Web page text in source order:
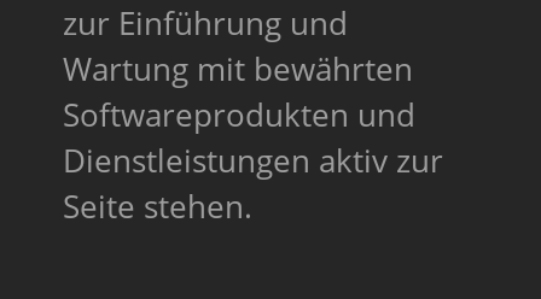
zur Einführung und
Wartung mit bewährten
Softwareprodukten und
Dienstleistungen aktiv zur
Seite stehen.